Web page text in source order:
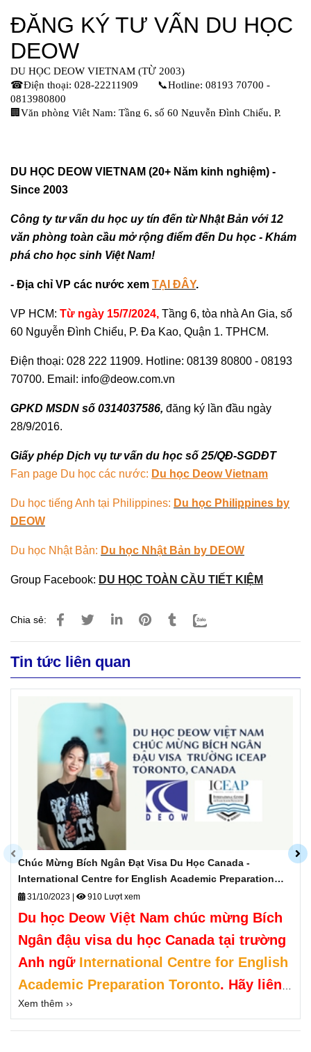
DU HỌC DEOW VIETNAM (20+ Năm kinh nghiệm) -
Since 2003
Công ty tư vấn du học uy tín đến từ Nhật Bản với 12
văn phòng toàn cầu mở rộng điểm đến Du học - Khám
phá cho học sinh Việt Nam!
- Địa chỉ VP các nước xem TẠI ĐÂY.
VP HCM: Từ ngày 15/7/2024, Tầng 6, tòa nhà An Gia, số
60 Nguyễn Đình Chiểu, P. Đa Kao, Quận 1. TPHCM.
Điện thoại: 028 222 11909. Hotline: 08139 80800 - 08193
70700. Email: info@deow.com.vn
GPKD MSDN số 0314037586, đăng ký lần đầu ngày
28/9/2016.
Giấy phép Dịch vụ tư vấn du học số 25/QĐ-SGDĐT
Fan page Du học các nước: Du học Deow Vietnam
Du học tiếng Anh tại Philippines: Du học Philippines by
DEOW
Du học Nhật Bản: Du học Nhật Bản by DEOW
Group Facebook: DU HỌC TOÀN CẦU TIẾT KIỆM
Chia sẻ:
Tin tức liên quan
Chúc Mừng Bích Ngân Đạt Visa Du Học Canada -
International Centre for English Academic Preparation
Toronto
31/10/2023 | 910 Lượt xem
Du học Deow Việt Nam chúc mừng Bích
Ngân đậu visa du học Canada tại trường
Anh ngữ International Centre for English
Academic Preparation Toronto. Hãy liên
hệ Deow Việt Nam để được hỗ trợ du học
Canada ngay hôm nay bạn nhé.
Xem thêm ››